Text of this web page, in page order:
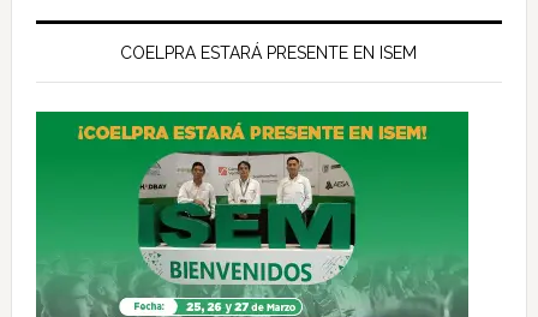
COELPRA ESTARÁ PRESENTE EN ISEM